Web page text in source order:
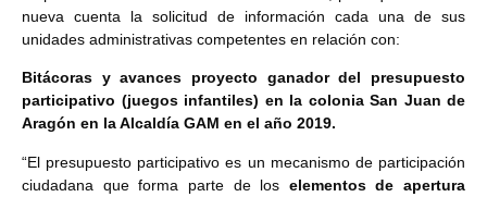
nueva cuenta la solicitud de información cada una de sus
unidades administrativas competentes en relación con:
Bitácoras y avances proyecto ganador del presupuesto
participativo (juegos infantiles) en la colonia San Juan de
Aragón en la Alcaldía GAM en el año 2019.
“El presupuesto participativo es un mecanismo de participación
ciudadana que forma parte de los elementos de apertura